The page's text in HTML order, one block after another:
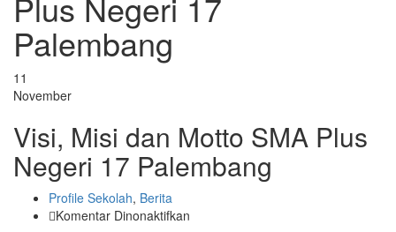
Palembang
11
November
Visi, Misi dan Motto SMA Plus
Negeri 17 Palembang
Profile Sekolah, Berita
Komentar Dinonaktifkan